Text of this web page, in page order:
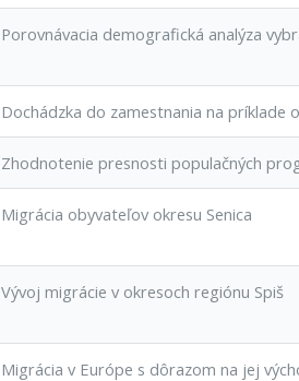
Porovnávacia demografická analýza
Dochádzka do zamestnania na príklade
Zhodnotenie presnosti populačných
Migrácia obyvateľov okresu Senica
Vývoj migrácie v okresoch regiónu Spiš
Migrácia v Európe s dôrazom na jej